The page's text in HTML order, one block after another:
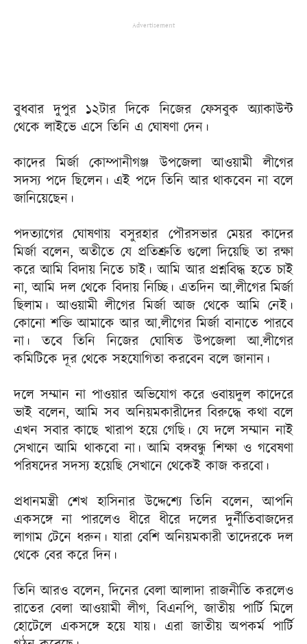
Advertisement
বুধবার দুপুর ১২টার দিকে নিজের ফেসবুক অ্যাকাউন্ট
থেকে লাইভে এসে তিনি এ ঘোষণা দেন।
কাদের মির্জা কোম্পানীগঞ্জ উপজেলা আওয়ামী লীগের
সদস্য পদে ছিলেন। এই পদে তিনি আর থাকবেন না বলে
জানিয়েছেন।
পদত্যাগের ঘোষণায় বসুরহার পৌরসভার মেয়র কাদের
মির্জা বলেন, অতীতে যে প্রতিশ্রুতি গুলো দিয়েছি তা রক্ষা
করে আমি বিদায় নিতে চাই। আমি আর প্রশ্নবিদ্ধ হতে চাই
না, আমি দল থেকে বিদায় নিচ্ছি। এতদিন আ.লীগের মির্জা
ছিলাম। আওয়ামী লীগের মির্জা আজ থেকে আমি নেই।
কোনো শক্তি আমাকে আর আ.লীগের মির্জা বানাতে পারবে
না। তবে তিনি নিজের ঘোষিত উপজেলা আ.লীগের
কমিটিকে দূর থেকে সহযোগিতা করবেন বলে জানান।
দলে সম্মান না পাওয়ার অভিযোগ করে ওবায়দুল কাদেরে
ভাই বলেন, আমি সব অনিয়মকারীদের বিরুদ্ধে কথা বলে
এখন সবার কাছে খারাপ হয়ে গেছি। যে দলে সম্মান নাই
সেখানে আমি থাকবো না। আমি বঙ্গবন্ধু শিক্ষা ও গবেষণা
পরিষদের সদস্য হয়েছি সেখানে থেকেই কাজ করবো।
প্রধানমন্ত্রী শেখ হাসিনার উদ্দেশ্যে তিনি বলেন, আপনি
একসঙ্গে না পারলেও ধীরে ধীরে দলের দুর্নীতিবাজদের
লাগাম টেনে ধরুন। যারা বেশি অনিয়মকারী তাদেরকে দল
থেকে বের করে দিন।
তিনি আরও বলেন, দিনের বেলা আলাদা রাজনীতি করলেও
রাতের বেলা আওয়ামী লীগ, বিএনপি, জাতীয় পার্টি মিলে
হোটেলে একসঙ্গে হয়ে যায়। এরা জাতীয় অপকর্ম পার্টি